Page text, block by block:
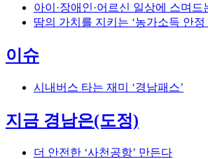
아이·장애인·어르신 일상에 스며드
땀의 가치를 지키는 ‘농가소득 안정
이슈
시내버스 타는 재미 ‘경남패스’
지금 경남은(도정)
더 안전한 ‘사천공항’ 만든다